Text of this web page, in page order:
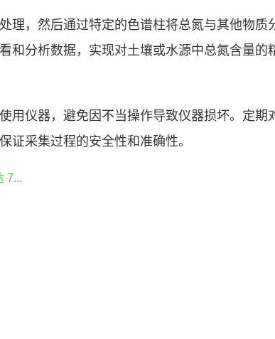
理，然后通过特定的色谱柱将总氮与其他物
分析数据，实现对土壤或水源中总氮含量的
用仪器，避免因不当操作导致仪器损坏。定
证采集过程的安全性和准确性。
7...